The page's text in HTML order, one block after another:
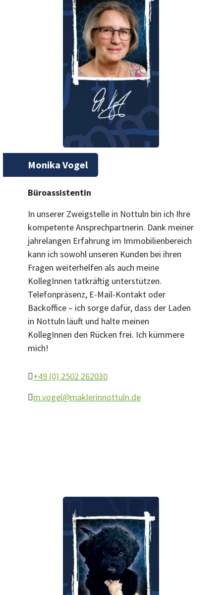
Monika Vogel
Büroassistentin
In unserer Zweigstelle in Nottuln bin ich Ihre
kompetente Ansprechpartnerin. Dank meiner
jahrelangen Erfahrung im Immobilienbereich
kann ich sowohl unseren Kunden bei ihren
Fragen weiterhelfen als auch meine
KollegInnen tatkräftig unterstützen.
Telefonpräsenz, E-Mail-Kontakt oder
Backoffice – ich sorge dafür, dass der Laden
in Nottuln läuft und halte meinen
KollegInnen den Rücken frei. Ich kümmere
mich!
+49 (0) 2502 262030
m.vogel@maklerinnottuln.de